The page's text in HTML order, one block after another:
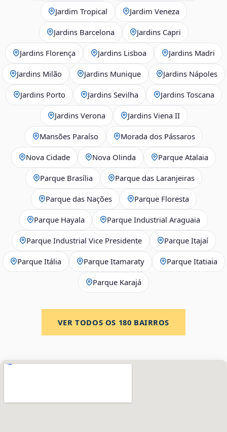
Jardim Tropical Jardim Veneza
Jardins Barcelona Jardins Capri
Jardins Florença Jardins Lisboa Jardins Madri
Jardins Milão Jardins Munique Jardins Nápoles
Jardins Porto Jardins Sevilha Jardins Toscana
Jardins Verona Jardins Viena II
Mansões Paraíso Morada dos Pássaros
Nova Cidade Nova Olinda Parque Atalaia
Parque Brasília Parque das Laranjeiras
Parque das Nações Parque Floresta
Parque Hayala Parque Industrial Araguaia
Parque Industrial Vice Presidente Parque Itajaí
Parque Itália Parque Itamaraty Parque Itatiaia
Parque Karajá
VER TODOS OS 180 BAIRROS